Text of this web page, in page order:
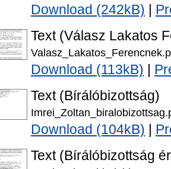
Download (242kB)
Text (Válasz Lakatos
Download (113kB)
Text (Bírálóbizottság)
Download (104kB)
Text (Bírálóbizottság